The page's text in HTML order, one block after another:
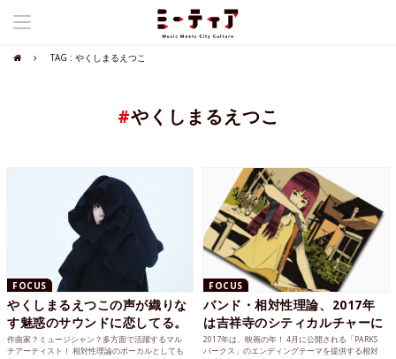
TAG : やくしまるえつこ
#やくしまるえつこ
FOCUS
やくしまるえつこの声が織りな
す魅惑のサウンドに恋してる。
作曲家？ミュージシャン？多方面で活躍するマル
チアーティスト！ 相対性理論のボーカルとしても
FOCUS
バンド・相対性理論、2017年
は吉祥寺のシティカルチャーに
2017年は、映画の年！ 4月に公開される「PARKS
パークス」のエンディングテーマを提供する相対